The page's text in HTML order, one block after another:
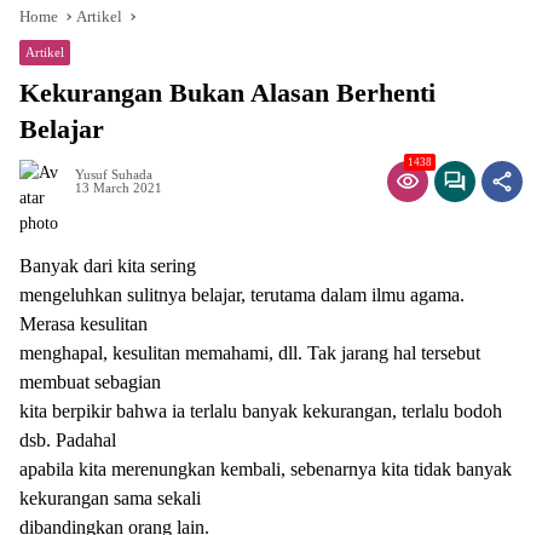
Home Artikel
Artikel
Kekurangan Bukan Alasan Berhenti
Belajar
Yusuf Suhada
13 March 2021
1438
Banyak dari kita sering
mengeluhkan sulitnya belajar, terutama dalam ilmu agama.
Merasa kesulitan
menghapal, kesulitan memahami, dll. Tak jarang hal tersebut
membuat sebagian
kita berpikir bahwa ia terlalu banyak kekurangan, terlalu bodoh
dsb. Padahal
apabila kita merenungkan kembali, sebenarnya kita tidak banyak
kekurangan sama sekali
dibandingkan orang lain.